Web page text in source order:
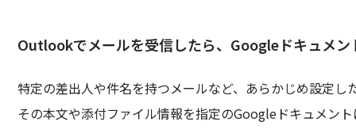
Outlookでメールを受信したら、Googleドキュメン
特定の差出人や件名を持つメールなど、あらかじめ設定
その本文や添付ファイル情報を指定のGoogleドキュメン